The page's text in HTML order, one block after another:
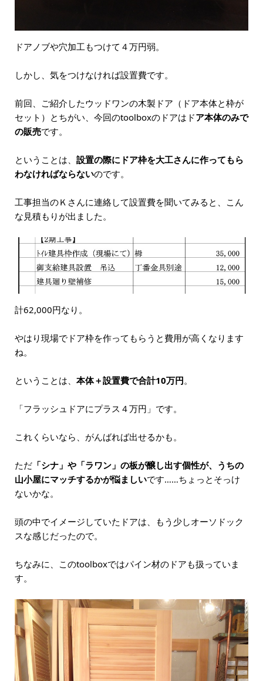
ドアノブや穴加工もつけて４万円弱。
しかし、気をつけなければ設置費です。
前回、ご紹介したウッドワンの木製ドア（ドア本体と枠が
セット）とちがい、今回のtoolboxのドアはドア本体のみで
の販売です。
ということは、 設置の際にドア枠を大工さんに作ってもら
わなければならないのです。
工事担当のＫさんに連絡して設置費を聞いてみると、こん
な見積もりが出ました。
計62,000円なり。
やはり現場でドア枠を作ってもらうと費用が高くなります
ね。
ということは、 本体＋設置費で合計10万円。
「フラッシュドアにプラス４万円」です。
これくらいなら、がんばれば出せるかも。
ただ「シナ」や「ラワン」の板が醸し出す個性が、うちの
山小屋にマッチするかが悩ましいです……ちょっとそっけ
ないかな。
頭の中でイメージしていたドアは、もう少しオーソドック
スな感じだったので。
ちなみに、このtoolboxではパイン材のドアも扱っていま
す。